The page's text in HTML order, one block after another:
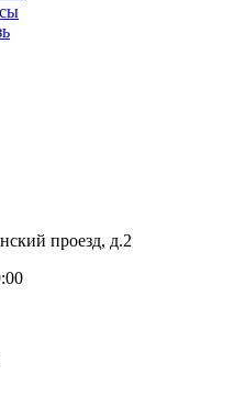
проезд, д.2